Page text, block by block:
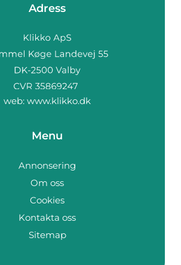
Adress
web: www.klikko.dk
Menu
Annonsering
Om oss
Cookies
Kontakta oss
Sitemap